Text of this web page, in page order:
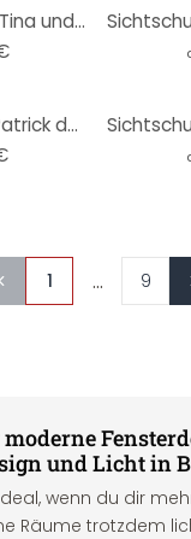
Fensterbild - Bibi, Tina und Alex Ausflug
Sichtschutzfolie Patrick der Seestern
1 ... 9
und Licht in
wenn du dir
Räume trotzdem